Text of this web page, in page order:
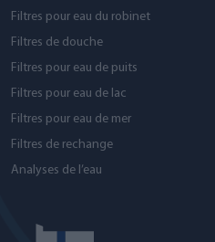
Filtres pour eau du robinet
Filtres de douche
Filtres pour eau de puits
Filtres pour eau de lac
Filtres pour eau de mer
Filtres de rechange
Analyses de l’eau